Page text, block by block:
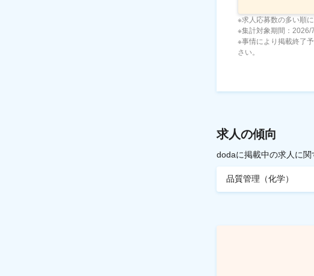
※求人応募数の多い順
※集計対象期間：2026/
※事情により掲載終了
さい。
求人の傾向
dodaに掲載中の求人に関
品質管理（化学）